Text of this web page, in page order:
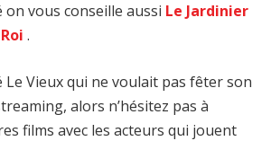
on vous conseille aussi Le Jardinier
.
Le Vieux qui ne voulait pas fêter son
alors n’hésitez pas à
films avec les acteurs qui jouent